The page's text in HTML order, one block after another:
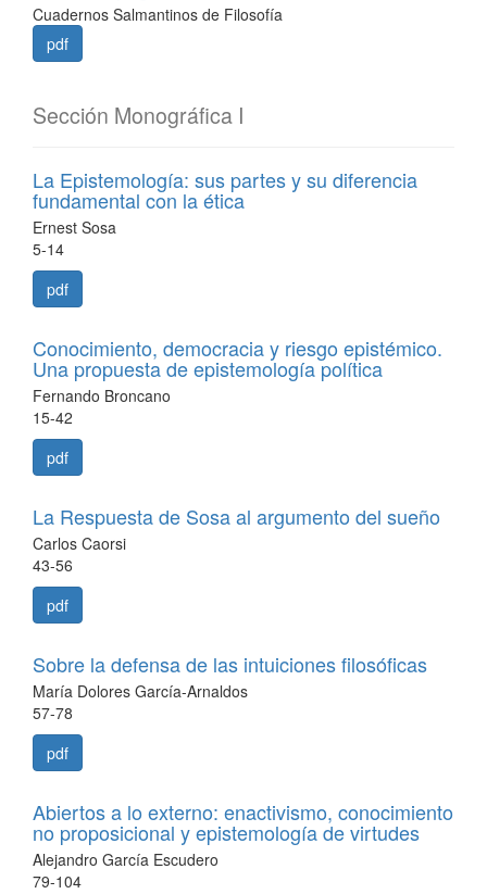
Cuadernos Salmantinos de Filosofía
pdf
Sección Monográfica I
La Epistemología: sus partes y su diferencia
fundamental con la ética
Ernest Sosa
5-14
pdf
Conocimiento, democracia y riesgo epistémico.
Una propuesta de epistemología política
Fernando Broncano
15-42
pdf
La Respuesta de Sosa al argumento del sueño
Carlos Caorsi
43-56
pdf
Sobre la defensa de las intuiciones filosóficas
María Dolores García-Arnaldos
57-78
pdf
Abiertos a lo externo: enactivismo, conocimiento
no proposicional y epistemología de virtudes
Alejandro García Escudero
79-104